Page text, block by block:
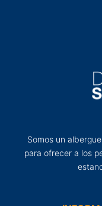
Somos un
para ofrecer a los